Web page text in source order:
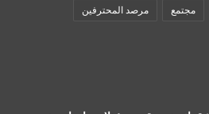
مجتمع مرصد المحترفين